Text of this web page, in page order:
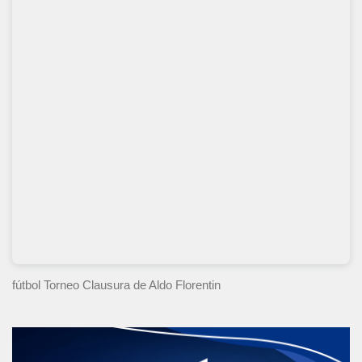
fútbol Torneo Clausura de Aldo Florentin